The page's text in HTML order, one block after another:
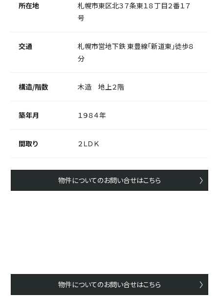
所在地
札幌市東区北３７条東１８丁目２番１７
号
交通
札幌市営地下鉄 東豊線「新道東」徒歩８
分
構造/階数 木造 地上２階
築年月 １９８４年
間取り ２ＬＤＫ
物件についてのお問い合せはこちら
物件についてのお問い合せはこちら